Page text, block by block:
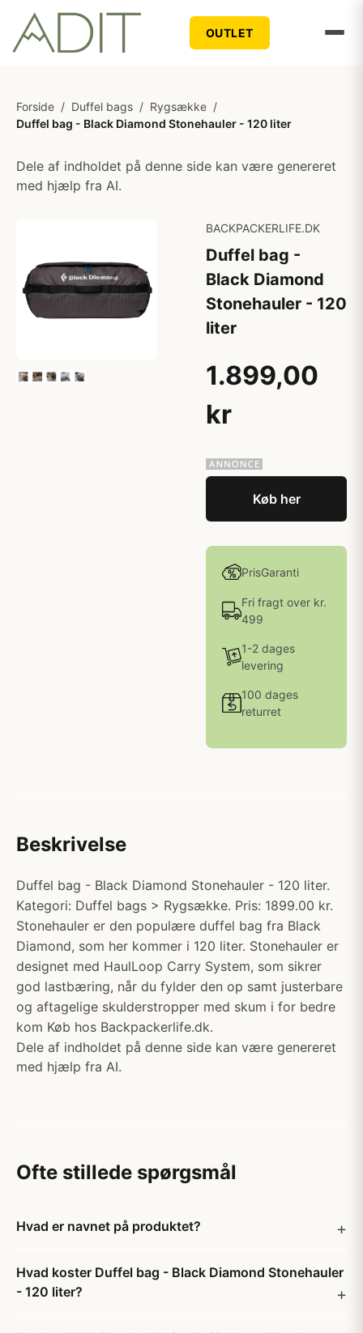
OUTLET
Forside / Duffel bags / Rygsække /
Duffel bag - Black Diamond Stonehauler - 120 liter
Dele af indholdet på denne side kan være genereret
med hjælp fra AI.
BACKPACKERLIFE.DK
Duffel bag -
Black Diamond
Stonehauler - 120
liter
1.899,00
kr
Køb her
PrisGaranti
Fri fragt over kr.
499
1-2 dages
levering
100 dages
returret
Beskrivelse
Duffel bag - Black Diamond Stonehauler - 120 liter.
Kategori: Duffel bags > Rygsække. Pris: 1899.00 kr.
Stonehauler er den populære duffel bag fra Black
Diamond, som her kommer i 120 liter. Stonehauler er
designet med HaulLoop Carry System, som sikrer
god lastbæring, når du fylder den op samt justerbare
og aftagelige skulderstropper med skum i for bedre
kom Køb hos Backpackerlife.dk.
Dele af indholdet på denne side kan være genereret
med hjælp fra AI.
Ofte stillede spørgsmål
Hvad er navnet på produktet?
Hvad koster Duffel bag - Black Diamond Stonehauler
- 120 liter?